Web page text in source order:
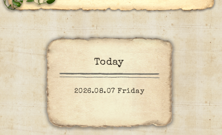
Today
2026.08.07 Friday